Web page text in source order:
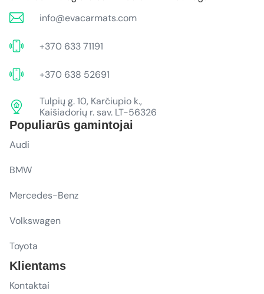
info@evacarmats.com
+370 633 71191
+370 638 52691
Tulpių g. 10, Karčiupio k.,
Kaišiadorių r. sav. LT-56326
Populiarūs gamintojai
Audi
BMW
Mercedes-Benz
Volkswagen
Toyota
Klientams
Kontaktai